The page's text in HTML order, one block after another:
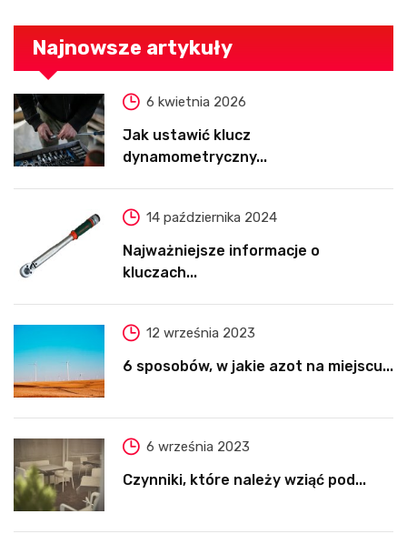
Najnowsze artykuły
6 kwietnia 2026
Jak ustawić klucz
dynamometryczny...
14 października 2024
Najważniejsze informacje o
kluczach...
12 września 2023
6 sposobów, w jakie azot na miejscu...
6 września 2023
Czynniki, które należy wziąć pod...